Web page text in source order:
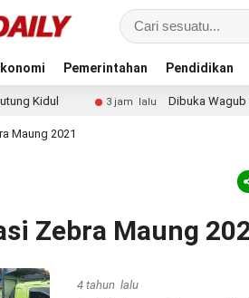
Pemerintahan Pendidikan
3 jam lalu Dibuka Wagub
Maung 2021
Zebra Maung
4 tahun lalu